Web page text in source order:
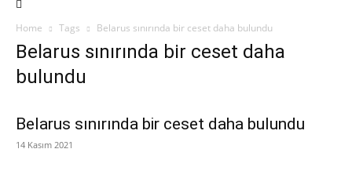
Home Tags Belarus sınırında bir ceset daha bulundu
Belarus sınırında bir ceset daha
bulundu
Belarus sınırında bir ceset daha bulundu
14 Kasım 2021